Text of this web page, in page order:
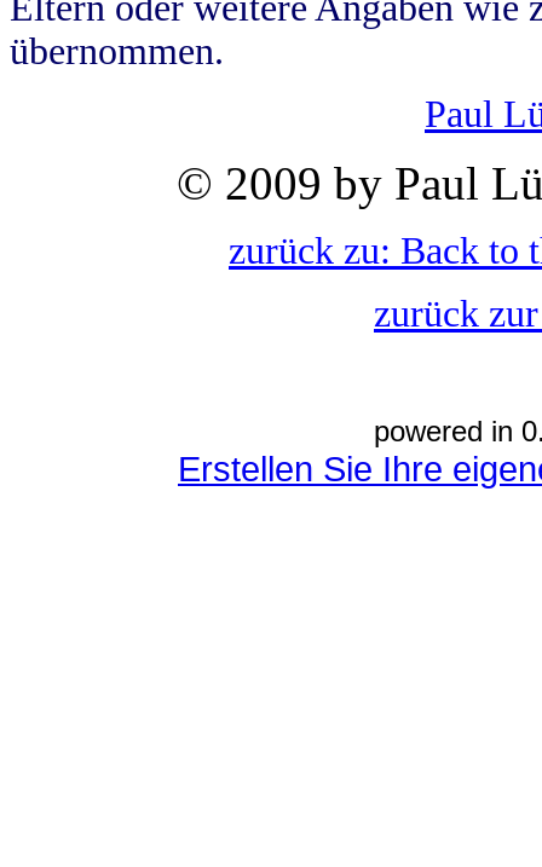
übernommen.
Paul
© 2009 by Paul
zurück zu: Back to
zurück
powered in
Erstellen Sie Ihre